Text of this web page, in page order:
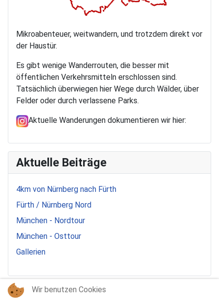
Mikroabenteuer, weitwandern, und trotzdem direkt vor
der Haustür.
Es gibt wenige Wanderrouten, die besser mit
öffentlichen Verkehrsmitteln erschlossen sind.
Tatsächlich überwiegen hier Wege durch Wälder, über
Felder oder durch verlassene Parks.
Aktuelle Wanderungen dokumentieren wir hier:
Aktuelle Beiträge
4km von Nürnberg nach Fürth
Fürth / Nürnberg Nord
München - Nordtour
München - Osttour
Gallerien
Stichworte
Wir benutzen Cookies